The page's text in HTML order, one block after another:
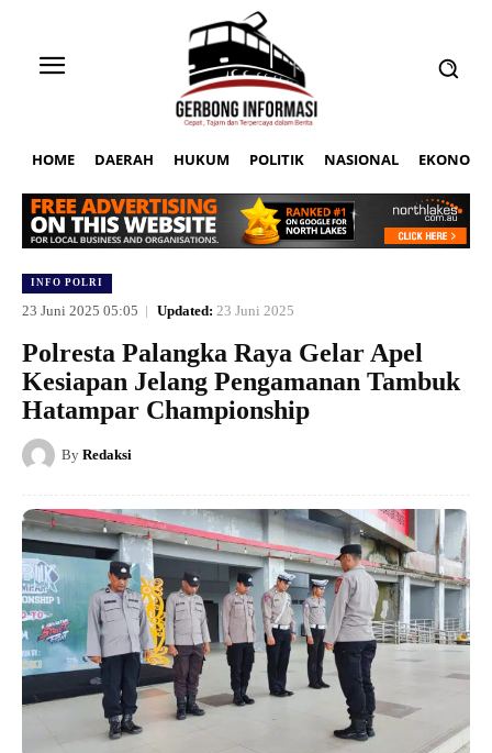
HOME DAERAH HUKUM POLITIK NASIONAL EKONOMI
INFO POLRI
23 Juni 2025 05:05 Updated: 23 Juni 2025
Polresta Palangka Raya Gelar Apel
Kesiapan Jelang Pengamanan Tambuk
Hatampar Championship
By Redaksi